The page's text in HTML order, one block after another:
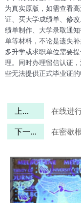
为真实原版，如需查看
证、买大学成绩单、修
绩单制作、大学录取通
单等材料，不论是遗失
多升学或求职单位需要
理。同时办理留信认证
些无法提供正式毕业证
上一篇
下一篇